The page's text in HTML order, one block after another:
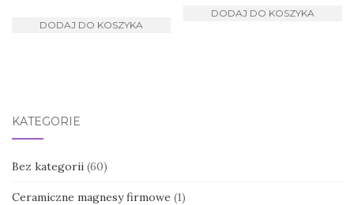
DODAJ DO KOSZYKA
DODAJ DO KOSZYKA
KATEGORIE
Bez kategorii (60)
Ceramiczne magnesy firmowe (1)